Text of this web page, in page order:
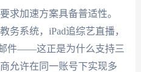
求加速方案具备普适性。
务系统，iPad追综艺直播，
件——这正是为什么支持三
允许在同一账号下实现多